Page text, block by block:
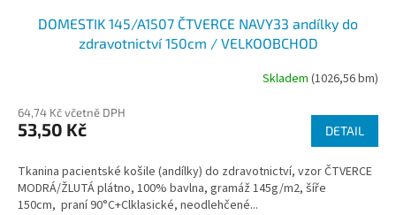
DOMESTIK 145/A1507 ČTVERCE NAVY33 andílky do
zdravotnictví 150cm / VELKOOBCHOD
Skladem (1026,56 bm)
64,74 Kč včetně DPH
53,50 Kč DETAIL
Tkanina pacientské košile (andílky) do zdravotnictví, vzor ČTVERCE
MODRÁ/ŽLUTÁ plátno, 100% bavlna, gramáž 145g/m2, šíře
150cm, praní 90°C+Clklasické, neodlehčené...